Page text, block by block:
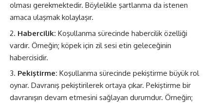
olması gerekmektedir. Böylelikle şartlanma da istenen
amaca ulaşmak kolaylaşır.
Habercilik: Koşullanma sürecinde habercilik özelliği
vardır. Örneğin; köpek için zil sesi etin geleceğinin
habercisidir.
Pekiştirme: Koşullanma sürecinde pekiştirme büyük rol
oynar. Davranış pekiştirilerek ortaya çıkar. Pekiştirme bir
davranışın devam etmesini sağlayan durumdur. Örneğin;